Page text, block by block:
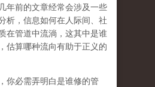
年前的文章经常会涉及一些
析，信息如何在人际间、社
在管道中流淌，这其中是谁
估算哪种流向有助于正义的
你必需弄明白是谁修的管